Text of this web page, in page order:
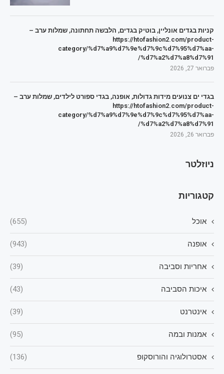
קניות בגדים אונליין, בוטיק בגדים, הלבשה תחתונה, שמלות ערב –
https://htofashion2.com/product-
category/%d7%a9%d7%9e%d7%9c%d7%95%d7%aa-
%d7%a2%d7%a8%d7%91/
פברואר 27, 2026
בגדי ים צנועים מידות גדולות, אופנה, בגדי ספורט לילדים, שמלות ערב –
https://htofashion2.com/product-
category/%d7%a9%d7%9e%d7%9c%d7%95%d7%aa-
%d7%a2%d7%a8%d7%91/
פברואר 26, 2026
ניוזלטר
קטגוריות
אוכל (655)
אופנה (943)
אחריות וסביבה (39)
איכות הסביבה (43)
אינטרנט (39)
אמנות ובמה (95)
אסטרולוגיה והורוסקופ (136)